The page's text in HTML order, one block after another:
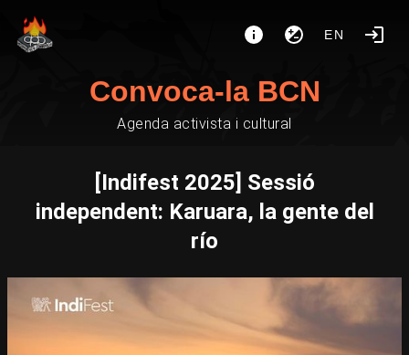
EN
Convoca-la BCN
Agenda activista i cultural
[Indifest 2025] Sessió
independent: Karuara, la gente del
río